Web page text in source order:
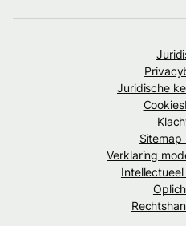
Juridische
Sitemap
Verklaring